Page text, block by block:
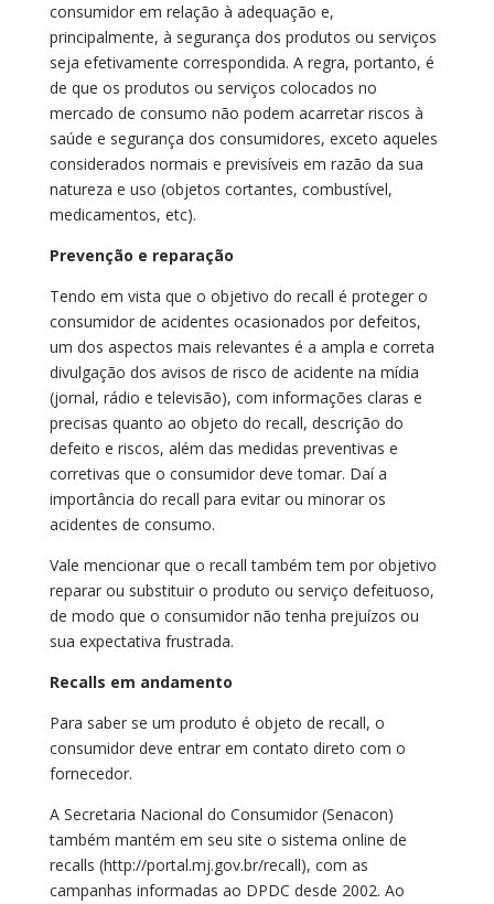
consumidor em relação à adequação e,
principalmente, à segurança dos produtos ou serviços
seja efetivamente correspondida. A regra, portanto, é
de que os produtos ou serviços colocados no
mercado de consumo não podem acarretar riscos à
saúde e segurança dos consumidores, exceto aqueles
considerados normais e previsíveis em razão da sua
natureza e uso (objetos cortantes, combustível,
medicamentos, etc).
Prevenção e reparação
Tendo em vista que o objetivo do recall é proteger o
consumidor de acidentes ocasionados por defeitos,
um dos aspectos mais relevantes é a ampla e correta
divulgação dos avisos de risco de acidente na mídia
(jornal, rádio e televisão), com informações claras e
precisas quanto ao objeto do recall, descrição do
defeito e riscos, além das medidas preventivas e
corretivas que o consumidor deve tomar. Daí a
importância do recall para evitar ou minorar os
acidentes de consumo.
Vale mencionar que o recall também tem por objetivo
reparar ou substituir o produto ou serviço defeituoso,
de modo que o consumidor não tenha prejuízos ou
sua expectativa frustrada.
Recalls em andamento
Para saber se um produto é objeto de recall, o
consumidor deve entrar em contato direto com o
fornecedor.
A Secretaria Nacional do Consumidor (Senacon)
também mantém em seu site o sistema online de
recalls (http://portal.mj.gov.br/recall), com as
campanhas informadas ao DPDC desde 2002. Ao